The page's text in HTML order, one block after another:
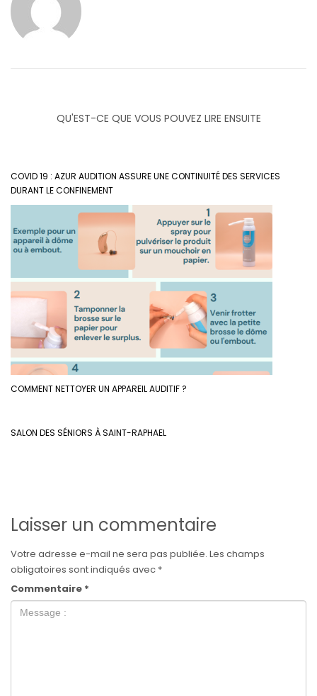
QU'EST-CE QUE VOUS POUVEZ LIRE ENSUITE
COVID 19 : AZUR AUDITION ASSURE UNE CONTINUITÉ DES SERVICES
DURANT LE CONFINEMENT
COMMENT NETTOYER UN APPAREIL AUDITIF ?
SALON DES SÉNIORS À SAINT-RAPHAEL
Laisser un commentaire
Votre adresse e-mail ne sera pas publiée. Les champs
obligatoires sont indiqués avec *
Commentaire *